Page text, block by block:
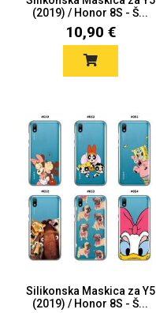
(2019) / Honor 8S - Š...
10,90 €
Silikonska Maskica za Y5
(2019) / Honor 8S - Š...